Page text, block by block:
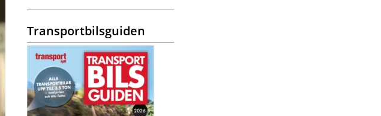
Transportbilsguiden